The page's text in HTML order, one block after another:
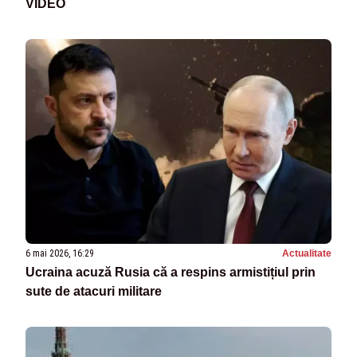
VIDEO
6 mai 2026, 16:29 Actualitate
Ucraina acuză Rusia că a respins armistițiul prin
sute de atacuri militare